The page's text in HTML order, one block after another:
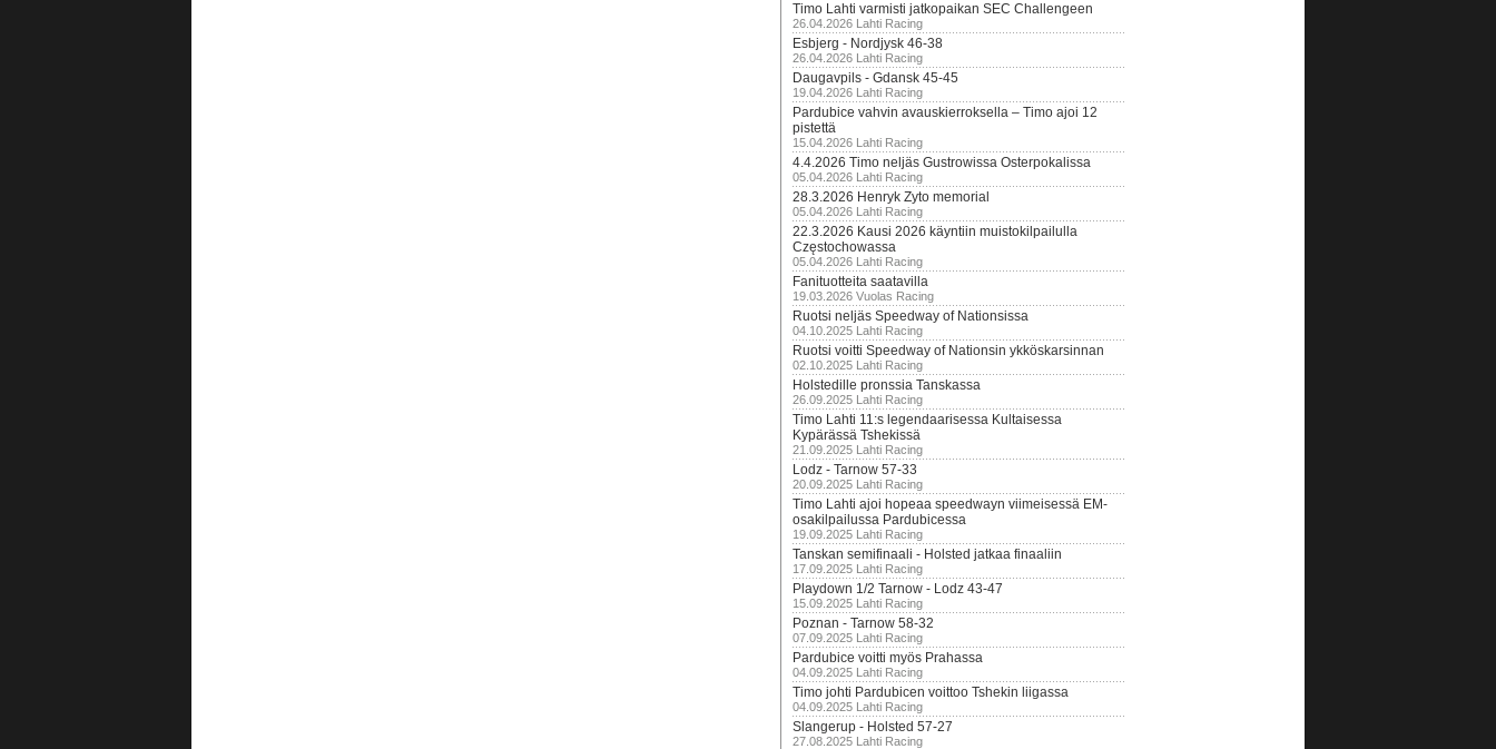
Timo Lahti varmisti jatkopaikan SEC Challengeen
26.04.2026 Lahti Racing
Esbjerg - Nordjysk 46-38
26.04.2026 Lahti Racing
Daugavpils - Gdansk 45-45
19.04.2026 Lahti Racing
Pardubice vahvin avauskierroksella – Timo ajoi 12
pistettä
15.04.2026 Lahti Racing
4.4.2026 Timo neljäs Gustrowissa Osterpokalissa
05.04.2026 Lahti Racing
28.3.2026 Henryk Zyto memorial
05.04.2026 Lahti Racing
22.3.2026 Kausi 2026 käyntiin muistokilpailulla
Częstochowassa
05.04.2026 Lahti Racing
Fanituotteita saatavilla
19.03.2026 Vuolas Racing
Ruotsi neljäs Speedway of Nationsissa
04.10.2025 Lahti Racing
Ruotsi voitti Speedway of Nationsin ykköskarsinnan
02.10.2025 Lahti Racing
Holstedille pronssia Tanskassa
26.09.2025 Lahti Racing
Timo Lahti 11:s legendaarisessa Kultaisessa
Kypärässä Tshekissä
21.09.2025 Lahti Racing
Lodz - Tarnow 57-33
20.09.2025 Lahti Racing
Timo Lahti ajoi hopeaa speedwayn viimeisessä EM-
osakilpailussa Pardubicessa
19.09.2025 Lahti Racing
Tanskan semifinaali - Holsted jatkaa finaaliin
17.09.2025 Lahti Racing
Playdown 1/2 Tarnow - Lodz 43-47
15.09.2025 Lahti Racing
Poznan - Tarnow 58-32
07.09.2025 Lahti Racing
Pardubice voitti myös Prahassa
04.09.2025 Lahti Racing
Timo johti Pardubicen voittoo Tshekin liigassa
04.09.2025 Lahti Racing
Slangerup - Holsted 57-27
27.08.2025 Lahti Racing